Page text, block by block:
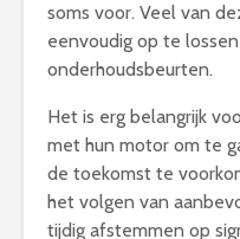
soms voor. Veel van
eenvoudig op te
onderhoudsbeurten.
Het is erg belangrijk
met hun motor om te
de toekomst te
het volgen van
tijdig afstemmen op